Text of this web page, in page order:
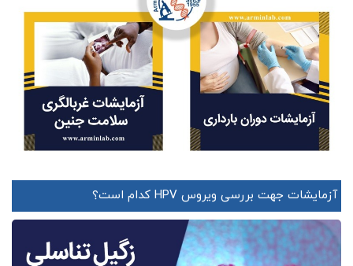
آزمایشات جهت بررسی ویروس HPV کدام است؟